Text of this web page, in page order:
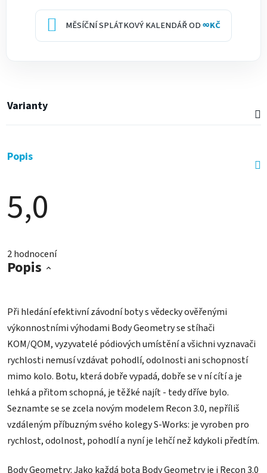
MĚSÍČNÍ SPLÁTKOVÝ KALENDÁŘ OD∞KČ
Varianty
Popis
5,0
produktu
je
5,0
2 hodnocení
Popis
Při hledání efektivní závodní boty s vědecky ověřenými
výkonnostními výhodami Body Geometry se stíhači
KOM/QOM, vyzyvatelé pódiových umístění a všichni vyznavači
rychlosti nemusí vzdávat pohodlí, odolnosti ani schopností
mimo kolo. Botu, která dobře vypadá, dobře se v ní cítí a je
lehká a přitom schopná, je těžké najít - tedy dříve bylo.
Seznamte se se zcela novým modelem Recon 3.0, nepříliš
vzdáleným příbuzným svého kolegy S-Works: je vyroben pro
rychlost, odolnost, pohodlí a nyní je lehčí než kdykoli předtím.
Body Geometry: Jako každá bota Body Geometry je i Recon 3.0